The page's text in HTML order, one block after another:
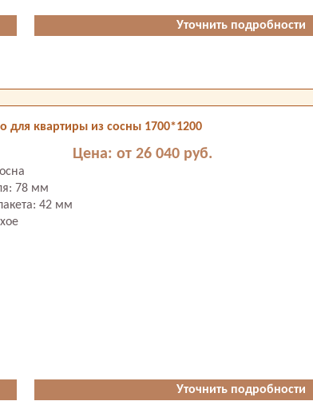
Уточнить подробности
для квартиры из сосны 1700*1200
78 мм
42 мм
Цена: от 26 040 руб.
Уточнить подробности